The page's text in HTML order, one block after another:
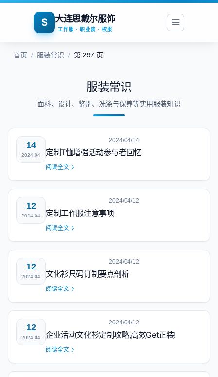
S 大连思戴尔服饰
工作服 · 职业装 · 校服
首页 / 服装常识 / 第 297 页
服装常识
面料、设计、鉴别、洗涤与保养等实用服装知识
14
2024.04
2024/04/14
定制T恤增强活动参与者回忆
阅读全文
12
2024.04
2024/04/12
定制工作服注意事项
阅读全文
12
2024.04
2024/04/12
文化衫尺码订制要点剖析
阅读全文
12
2024.04
2024/04/12
企业活动文化衫定制攻略,高效Get正装!
阅读全文